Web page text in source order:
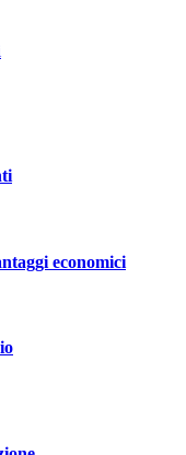
economici